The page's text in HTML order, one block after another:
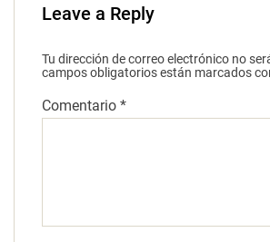
Leave a Reply
Tu dirección de correo electrónico no
campos obligatorios están marcados
Comentario *